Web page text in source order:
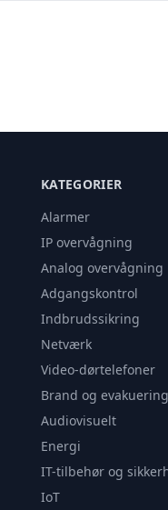
KATEGORIER
Alarmer
IP overvågning
Analog overvågning
Adgangskontrol
Indbrudssikring
Netværk
Video-dørtelefoner
Brand og evakuering
Audiovisuelt
Energi
IT-tilbehør og
IoT